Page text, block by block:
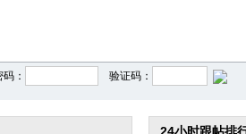
码： 验证码：